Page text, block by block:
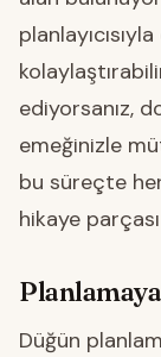
ediyorsanız,
emeğinizle
bu süreçte
hikaye
Düğün